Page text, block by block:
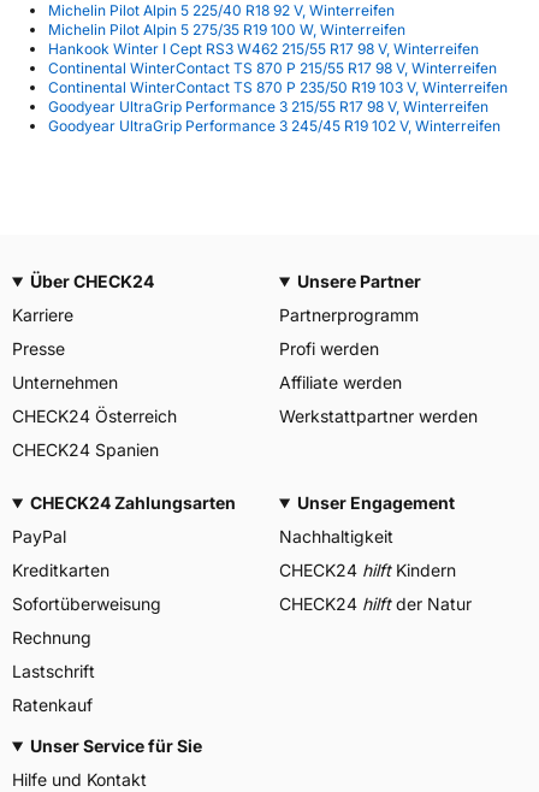
Michelin Pilot Alpin 5 225/40 R18 92 V, Winterreifen
Michelin Pilot Alpin 5 275/35 R19 100 W, Winterreifen
Hankook Winter I Cept RS3 W462 215/55 R17 98 V, Winterreifen
Continental WinterContact TS 870 P 215/55 R17 98 V, Winterreifen
Continental WinterContact TS 870 P 235/50 R19 103 V, Winterreifen
Goodyear UltraGrip Performance 3 215/55 R17 98 V, Winterreifen
Goodyear UltraGrip Performance 3 245/45 R19 102 V, Winterreifen
Über CHECK24
Karriere
Presse
Unternehmen
CHECK24 Österreich
CHECK24 Spanien
Unsere Partner
Partnerprogramm
Profi werden
Affiliate werden
Werkstattpartner werden
CHECK24 Zahlungsarten
PayPal
Kreditkarten
Sofortüberweisung
Rechnung
Lastschrift
Ratenkauf
Unser Engagement
Nachhaltigkeit
CHECK24 hilftKindern
CHECK24 hilftder Natur
Unser Service für Sie
Hilfe und Kontakt